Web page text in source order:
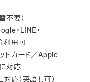
不要）
・LINE・
利用可
トカード／Apple
対応
応（英語も可）